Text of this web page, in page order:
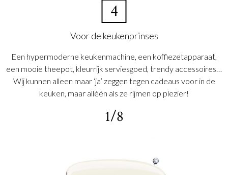
4
Voor de keukenprinses
Een hypermoderne keukenmachine, een koffiezetapparaat,
een mooie theepot, kleurrijk serviesgoed, trendy accessoires…
Wij kunnen alleen maar ‘ja’ zeggen tegen cadeaus voor in de
keuken, maar alléén als ze rijmen op plezier!
1/8